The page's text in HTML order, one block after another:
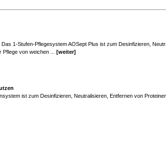
1-Stufen-Pflegesystem AOSept Plus ist zum Desinfizieren,
von weichen ... [weiter]
ist zum Desinfizieren, Neutralisieren, Entfernen von